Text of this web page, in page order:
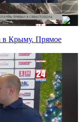
в Крыму. Прямое